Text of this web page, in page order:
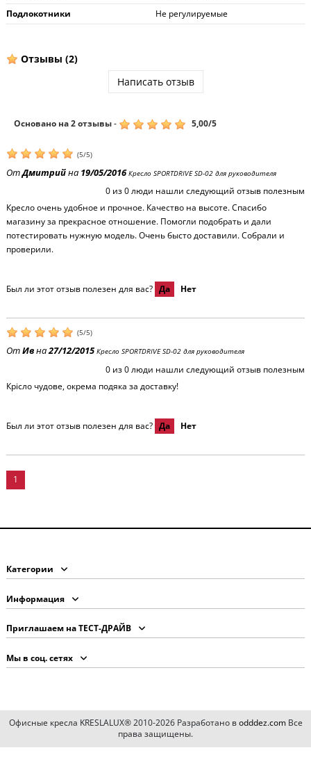
Подлокотники
Не регулируемые
Отзывы (2)
Написать отзыв
Основано на2отзывы- 5,00/5
(5/5)
ОтДмитрийна 19/05/2016 Кресло SPORTDRIVE SD-02 для руководителя
0 из0люди нашли следующий отзыв полезным
Кресло очень удобное и прочное. Качество на высоте. Спасибо
магазину за прекрасное отношение. Помогли подобрать и дали
потестировать нужную модель. Очень бысто доставили. Собрали и
проверили.
Был ли этот отзыв полезен для вас? Да Нет
(5/5)
ОтИвна27/12/2015 Кресло SPORTDRIVE SD-02 для руководителя
0 из0люди нашли следующий отзыв полезным
Крісло чудове, окрема подяка за доставку!
Был ли этот отзыв полезен для вас? Да Нет
1
Категории
Информация
Приглашаем на ТЕСТ-ДРАЙВ
Мы в соц. сетях
Офисные кресла KRESLALUX® 2010-2026 Разработано вodddez.comВсе
права защищены.